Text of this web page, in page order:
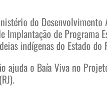
do Desenvolvimento
de Programa
indígenas do Estado do
ajuda o Baía Viva no